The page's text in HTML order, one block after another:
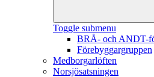
Toggle submenu
BRÅ- och ANDT-
Förebyggargruppen
Medborgarlöften
Norsjösatsningen